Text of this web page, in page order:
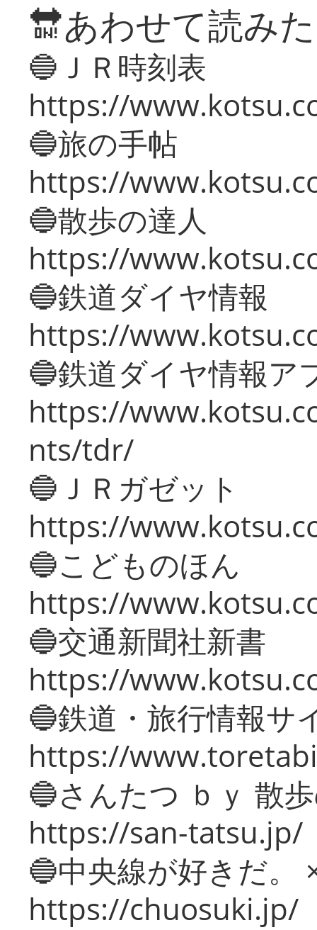
🔛あわせて読み
🔵ＪＲ時刻表
https://
🔵旅の手帖
https://
🔵散歩の達人
https://
🔵鉄道ダイヤ情報
https://
🔵鉄道ダイヤ情報ア
https://
nts/tdr/
🔵ＪＲガゼット
https://
🔵こどものほん
https://
🔵交通新聞社新書
https://
🔵鉄道・旅行情報サ
https://
🔵さんたつ ｂｙ 散
https://san-tatsu.jp/
🔵中央線が好きだ。
https://chuosuki.jp/